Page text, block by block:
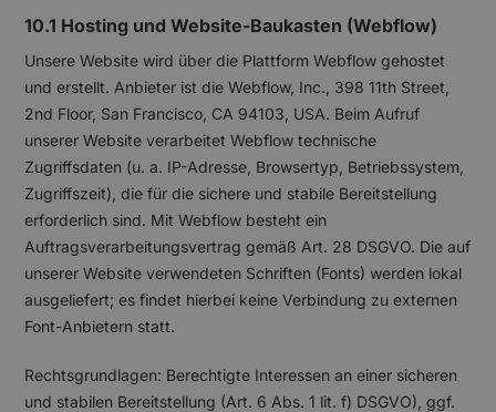
10.1 Hosting und Website-Baukasten (Webflow)
Unsere Website wird über die Plattform Webflow gehostet
und erstellt. Anbieter ist die Webflow, Inc., 398 11th Street,
2nd Floor, San Francisco, CA 94103, USA. Beim Aufruf
unserer Website verarbeitet Webflow technische
Zugriffsdaten (u. a. IP-Adresse, Browsertyp, Betriebssystem,
Zugriffszeit), die für die sichere und stabile Bereitstellung
erforderlich sind. Mit Webflow besteht ein
Auftragsverarbeitungsvertrag gemäß Art. 28 DSGVO. Die auf
unserer Website verwendeten Schriften (Fonts) werden lokal
ausgeliefert; es findet hierbei keine Verbindung zu externen
Font-Anbietern statt.
Rechtsgrundlagen: Berechtigte Interessen an einer sicheren
und stabilen Bereitstellung (Art. 6 Abs. 1 lit. f) DSGVO), ggf.